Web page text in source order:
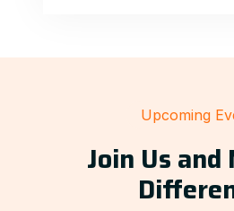
Upcoming
Join Us and